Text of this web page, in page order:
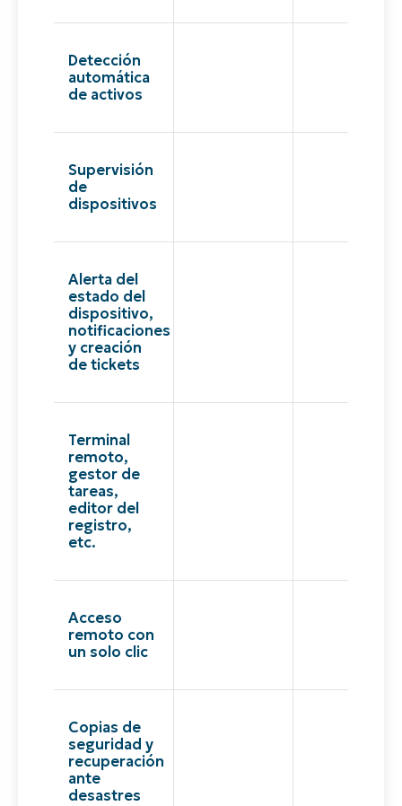
Detección
automática
de activos
Supervisión
de
dispositivos
Alerta del
estado del
dispositivo,
notificaciones
y creación
de tickets
Terminal
remoto,
gestor de
tareas,
editor del
registro,
etc.
Acceso
remoto con
un solo clic
Copias de
seguridad y
recuperación
ante
desastres